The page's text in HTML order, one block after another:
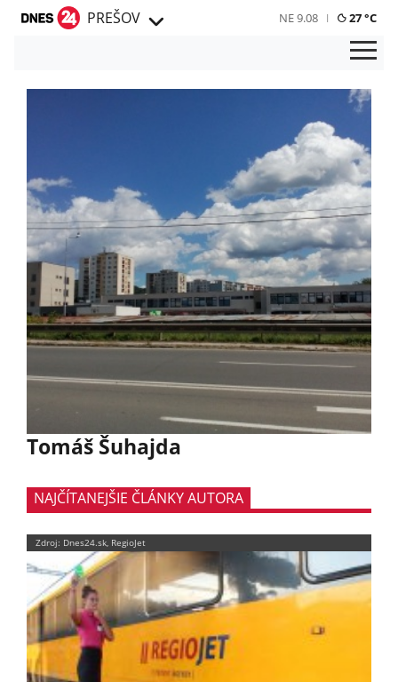
PREŠOV NE 9.08 27 °C
Tomáš Šuhajda
NAJČÍTANEJŠIE ČLÁNKY AUTORA
Zdroj: Dnes24.sk, RegioJet